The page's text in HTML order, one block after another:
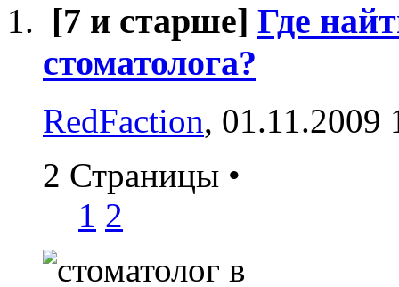
[7 и старше] Где
стоматолога?
RedFaction, 01.11.2009
2 Страницы •
1 2